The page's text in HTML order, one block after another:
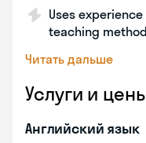
Uses
teaching
Читать дальше
Услуги и
Английский язык